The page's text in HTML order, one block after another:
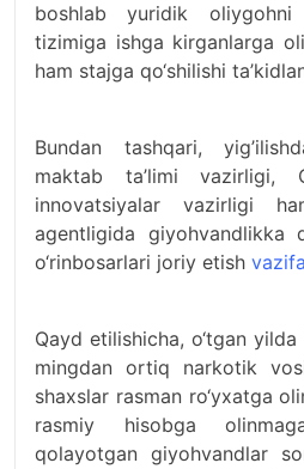
boshlab yuridik
tizimiga ishga kirganlarga
ham stajga qo‘shilishi
Bundan tashqari,
maktab ta’limi vazirligi,
innovatsiyalar vazirligi
agentligida giyohvandlikka
o‘rinbosarlari joriy etish
Qayd etilishicha, o‘tgan
mingdan ortiq narkotik
shaxslar rasman ro‘yxatga
rasmiy hisobga
qolayotgan giyohvandlar